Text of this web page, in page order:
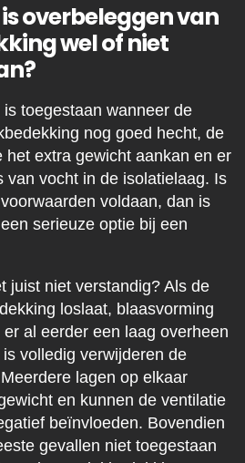
overbeleggen van
wel of niet
toegestaan wanneer de
nog goed hecht, de
het extra gewicht aankan en er
van vocht in de isolatielaag. Is
voldaan, dan is
serieuze optie bij een
juist niet verstandig? Als de
loslaat, blaasvorming
al eerder een laag overheen
volledig verwijderen de
lagen op elkaar
en kunnen de ventilatie
beïnvloeden. Bovendien
gevallen niet toegestaan